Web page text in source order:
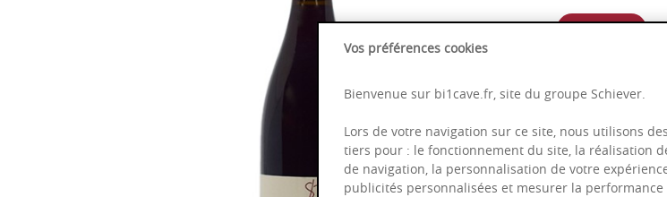
2021
Vos préférences cookies
Bienvenue sur bi1cave.fr, site du groupe Schiever.
Lors de votre navigation sur ce site, nous utilisons
tiers pour : le fonctionnement du site, la réalisation
de navigation, la personnalisation de votre
publicités personnalisées et mesurer la performance